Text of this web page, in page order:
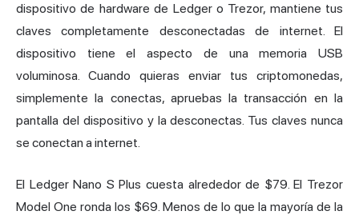
dispositivo de hardware de Ledger o Trezor, mantiene tus
claves completamente desconectadas de internet. El
dispositivo tiene el aspecto de una memoria USB
voluminosa. Cuando quieras enviar tus criptomonedas,
simplemente la conectas, apruebas la transacción en la
pantalla del dispositivo y la desconectas. Tus claves nunca
se conectan a internet.
El Ledger Nano S Plus cuesta alrededor de $79. El Trezor
Model One ronda los $69. Menos de lo que la mayoría de la